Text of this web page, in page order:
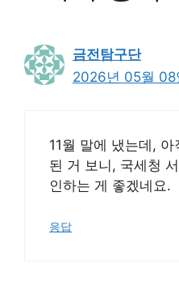
금전탐구단
2026년 05월 08
11월 말에 냈는데,
된 거 보니, 국세청
인하는 게 좋겠네요.
응답